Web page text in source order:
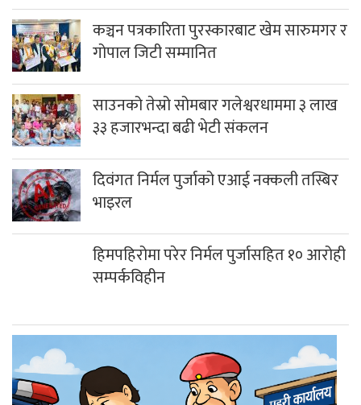
कञ्चन पत्रकारिता पुरस्कारबाट खेम सारुमगर र
गोपाल जिटी सम्मानित
साउनको तेस्रो सोमबार गलेश्वरधाममा ३ लाख
३३ हजारभन्दा बढी भेटी संकलन
दिवंगत निर्मल पुर्जाको एआई नक्कली तस्बिर
भाइरल
हिमपहिरोमा परेर निर्मल पुर्जासहित १० आरोही
सम्पर्कविहीन